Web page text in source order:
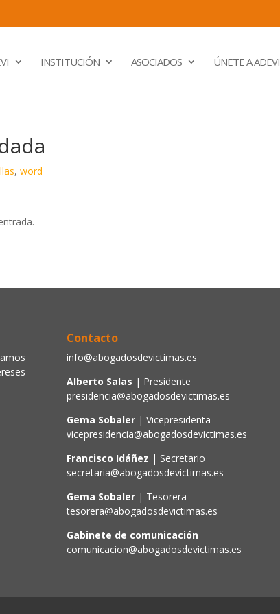
INSTITUCIÓN ASOCIADOS ÚNETE A ADEVI
,word
Contacto
info@abogadosdevictimas.es
Alberto Salas | Presidente
presidencia@abogadosdevictimas.es
Gema Sobaler | Vicepresidenta
vicepresidencia@abogadosdevictimas.es
Francisco Idáñez | Secretario
secretaria@abogadosdevictimas.es
Gema Sobaler| Tesorera
tesorera@abogadosdevictimas.es
Gabinete de comunicación
comunicacion@abogadosdevictimas.es